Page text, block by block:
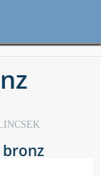
bronz